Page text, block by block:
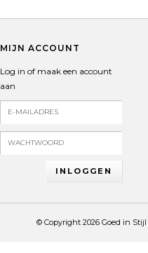
MIJN ACCOUNT
Log in of maak een account
aan
INLOGGEN
© Copyright 2026 Goed in